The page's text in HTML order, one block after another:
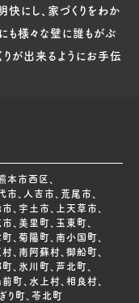
にし、家づくりをわか
も様々な壁に誰もがぶ
りが出来るようにお手伝
本市西区、
、人吉市、荒尾市、
、宇土市、上天草市、
、美里町、玉東町、
、菊陽町、南小国町、
、南阿蘇村、御船町、
、氷川町、芦北町、
町、水上村、相良村、
り町、苓北町